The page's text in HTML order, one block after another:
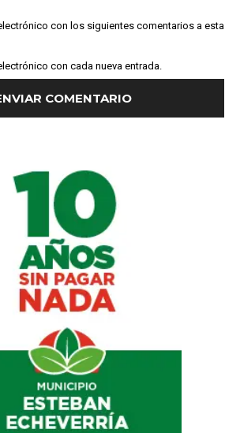
con los siguientes comentarios a esta
con cada nueva entrada.